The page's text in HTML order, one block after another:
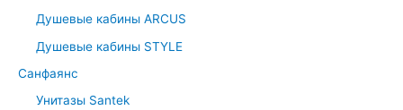
Душевые кабины ARCUS
Душевые кабины STYLE
Санфаянс
Унитазы Santek